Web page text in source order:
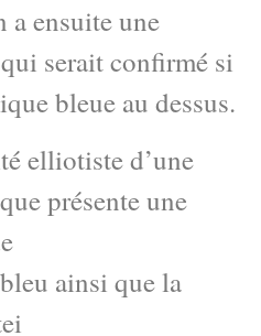
a ensuite une
serait confirmé si
bleue au dessus.
elliotiste d’une
présente une
ainsi que la